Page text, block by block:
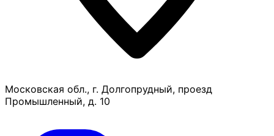
Московская обл., г. Долгопрудный, проезд
Промышленный, д. 10